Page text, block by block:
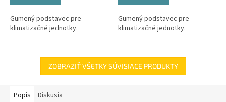
Gumený podstavec pre
klimatizačné jednotky.
Gumený podstavec pre
klimatizačné jednotky.
ZOBRAZIŤ VŠETKY SÚVISIACE PRODUKTY
Popis Diskusia